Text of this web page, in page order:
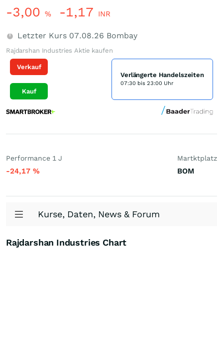
-3,00 % -1,17 INR
Letzter Kurs 07.08.26 Bombay
Rajdarshan Industries Aktie kaufen
Verkauf
Kauf
Verlängerte Handelszeiten
07:30 bis 23:00 Uhr
Performance 1 J
-24,17 %
Martktplatz
BOM
Kurse, Daten, News & Forum
Rajdarshan Industries Chart